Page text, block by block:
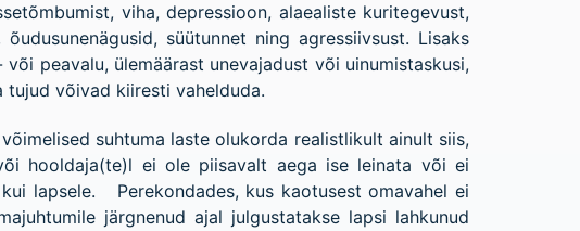
viha, depressioon, alaealiste kuritegevust,
süütunnet ning agressiivsust. Lisaks
peavalu, ülemäärast unevajadust või uinumistaskusi,
võivad kiiresti vahelduda.
suhtuma laste olukorda realistlikult ainult siis,
hooldaja(te)l ei ole piisavalt aega ise leinata või ei
lapsele. Perekondades, kus kaotusest omavahel ei
järgnenud ajal julgustatakse lapsi lahkunud